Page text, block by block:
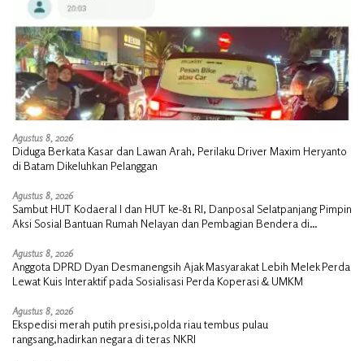
Agustus 8, 2026
Diduga Berkata Kasar dan Lawan Arah, Perilaku Driver Maxim Heryanto
di Batam Dikeluhkan Pelanggan
Agustus 8, 2026
Sambut HUT Kodaeral I dan HUT ke-81 RI, Danposal Selatpanjang Pimpin
Aksi Sosial Bantuan Rumah Nelayan dan Pembagian Bendera di
Agustus 8, 2026
Anggota DPRD Dyan Desmanengsih Ajak Masyarakat Lebih Melek Perda
Lewat Kuis Interaktif pada Sosialisasi Perda Koperasi & UMKM
Agustus 8, 2026
Ekspedisi merah putih presisi,polda riau tembus pulau
rangsang,hadirkan negara di teras NKRI